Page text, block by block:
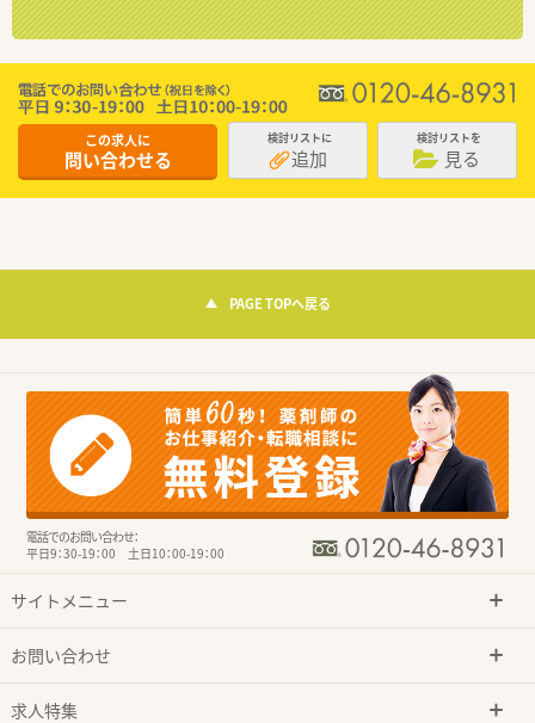
この求人に
問い合わせる
検討リストに
追加
検討リストを
見る
PAGE TOPへ戻る
電話でのお問い合わせ：
平日9：30-19：00 土日10：00-19：00
サイトメニュー
お問い合わせ
求人特集